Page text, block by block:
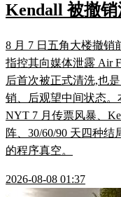
Kendall 被撤
8 月 7 日五角大楼撤销
指控其向媒体泄露 Air
后首次被正式清洗,也
销、后观望中间状态。
NYT 7 月传票风暴、
阵、30/60/90 天四种
的程序真空。
2026-08-08 01:37